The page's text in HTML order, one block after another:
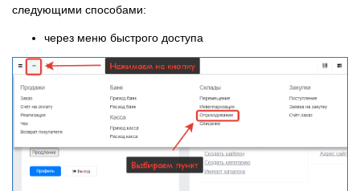
следующими способами:
через меню быстрого доступа